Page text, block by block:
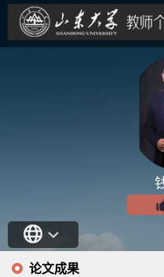
论文成果